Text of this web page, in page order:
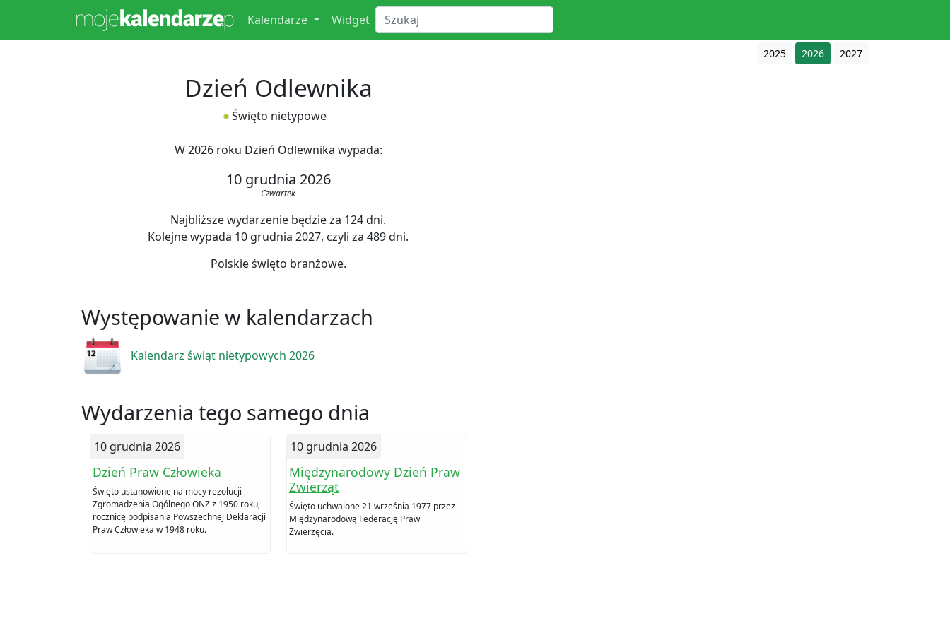
Kalendarze Widget
2025 2026 2027
Dzień Odlewnika
Święto nietypowe
W 2026 roku Dzień Odlewnika wypada:
10 grudnia 2026
Czwartek
Najbliższe wydarzenie będzie za 124 dni.
Kolejne wypada 10 grudnia 2027, czyli za 489 dni.
Polskie święto branżowe.
Występowanie w kalendarzach
Kalendarz świąt nietypowych 2026
Wydarzenia tego samego dnia
10 grudnia 2026
Dzień Praw Człowieka
Święto ustanowione na mocy rezolucji
Zgromadzenia Ogólnego ONZ z 1950 roku,
rocznicę podpisania Powszechnej Deklaracji
Praw Człowieka w 1948 roku.
10 grudnia 2026
Międzynarodowy Dzień Praw
Zwierząt
Święto uchwalone 21 września 1977 przez
Międzynarodową Federację Praw
Zwierzęcia.